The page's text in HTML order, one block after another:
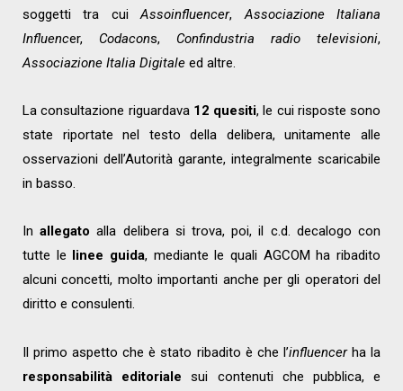
soggetti tra cuiAssoinfluencer,Associazione Italiana
Influencer, Codacons, Confindustria radio televisioni,
Associazione Italia Digitale ed altre.
La consultazione riguardava 12 quesiti, le cui risposte sono
state riportate nel testo della delibera, unitamente alle
osservazioni dell’Autorità garante, integralmente scaricabile
in basso.
Inallegato alla delibera si trova, poi, il c.d. decalogo con
tutte le
linee guida, mediante le quali AGCOM ha ribadito
alcuni concetti, molto importanti anche per gli operatori del
diritto e consulenti.
Il primo aspetto che è stato ribadito è che l’influencer ha la
responsabilità editoriale sui contenuti che pubblica, e